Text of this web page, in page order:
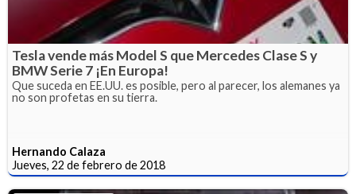
Tesla vende más Model S que Mercedes Clase S y
BMW Serie 7 ¡En Europa!
Que suceda en EE.UU. es posible, pero al parecer, los alemanes ya
no son profetas en su tierra.
Hernando Calaza
Jueves, 22 de febrero de 2018